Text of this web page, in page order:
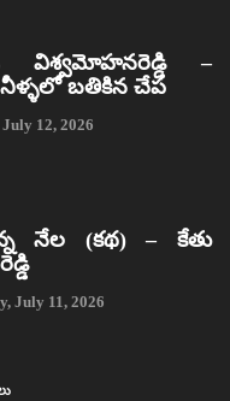
విశ్వమోహనరెడ్డి –
బతికిన చేప
July 12, 2026
నేల (కథ) – కేతు
July 11, 2026